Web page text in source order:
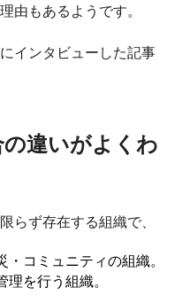
由もあるようです。
インタビューした記事
違いがよくわ
らず存在する組織で、
コミュニティの組織。
を行う組織。